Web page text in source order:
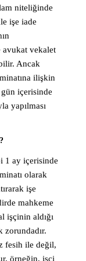
niteliğinde
işe iade
avukat vekalet
Ancak
ilişkin
içerisinde
yapılması
1 ay içerisinde
olarak
işe
mahkeme
işçinin aldığı
zorundadır.
fesih ile değil,
örneğin, işçi